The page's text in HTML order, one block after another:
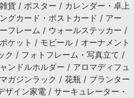
貨 / ポスター / カレンダー・卓上
グカード・ポストカード / アー
フレーム / ウォールステッカー /
ケット / モビール / オーナメント
ク / フォトフレーム・写真立て /
ンドルホルダー / アロマディフュ
ガジンラック / 花瓶 / プランター
イン家電 / サーキュレーター・